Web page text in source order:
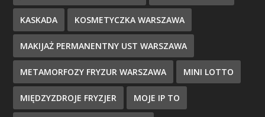
KASKADA KOSMETYCZKA WARSZAWA
MAKIJAŻ PERMANENTNY UST WARSZAWA
METAMORFOZY FRYZUR WARSZAWA MINI LOTTO
MIĘDZYZDROJE FRYZJER MOJE IP TO